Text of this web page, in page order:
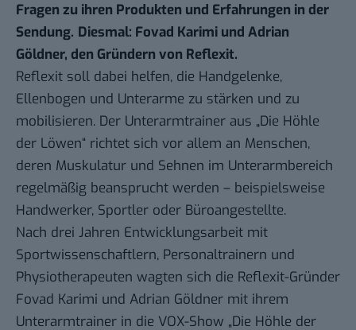
Fragen zu ihren Produkten und Erfahrungen in der
Sendung. Diesmal: Fovad Karimi und Adrian
Göldner, den Gründern von Reflexit.
Reflexit soll dabei helfen, die Handgelenke,
Ellenbogen und Unterarme zu stärken und zu
mobilisieren. Der Unterarmtrainer aus „Die Höhle
der Löwen“ richtet sich vor allem an Menschen,
deren Muskulatur und Sehnen im Unterarmbereich
regelmäßig beansprucht werden – beispielsweise
Handwerker, Sportler oder Büroangestellte.
Nach drei Jahren Entwicklungsarbeit mit
Sportwissenschaftlern, Personaltrainern und
Physiotherapeuten wagten sich die Reflexit-Gründer
Fovad Karimi und Adrian Göldner mit ihrem
Unterarmtrainer in die VOX-Show „Die Höhle der